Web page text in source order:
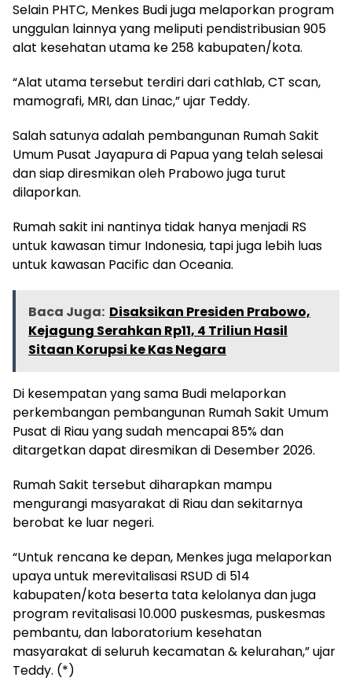
Selain PHTC, Menkes Budi juga melaporkan program
unggulan lainnya yang meliputi pendistribusian 905
alat kesehatan utama ke 258 kabupaten/kota.
“Alat utama tersebut terdiri dari cathlab, CT scan,
mamografi, MRI, dan Linac,” ujar Teddy.
Salah satunya adalah pembangunan Rumah Sakit
Umum Pusat Jayapura di Papua yang telah selesai
dan siap diresmikan oleh Prabowo juga turut
dilaporkan.
Rumah sakit ini nantinya tidak hanya menjadi RS
untuk kawasan timur Indonesia, tapi juga lebih luas
untuk kawasan Pacific dan Oceania.
Baca Juga: Disaksikan Presiden Prabowo,
Kejagung Serahkan Rp11, 4 Triliun Hasil
Sitaan Korupsi ke Kas Negara
Di kesempatan yang sama Budi melaporkan
perkembangan pembangunan Rumah Sakit Umum
Pusat di Riau yang sudah mencapai 85% dan
ditargetkan dapat diresmikan di Desember 2026.
Rumah Sakit tersebut diharapkan mampu
mengurangi masyarakat di Riau dan sekitarnya
berobat ke luar negeri.
“Untuk rencana ke depan, Menkes juga melaporkan
upaya untuk merevitalisasi RSUD di 514
kabupaten/kota beserta tata kelolanya dan juga
program revitalisasi 10.000 puskesmas, puskesmas
pembantu, dan laboratorium kesehatan
masyarakat di seluruh kecamatan & kelurahan,” ujar
Teddy. (*)